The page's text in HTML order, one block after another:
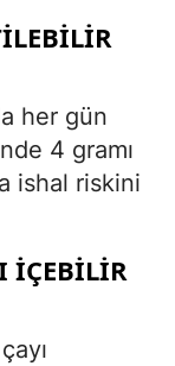
her gün
4 gramı
ishal riskini
İÇEBILIR